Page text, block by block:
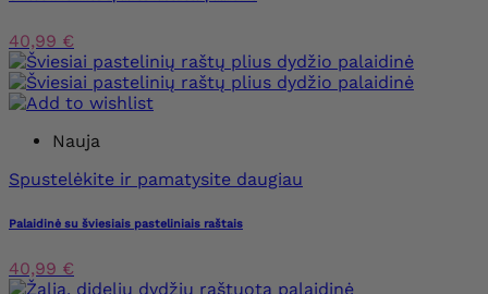
40,99 €
Nauja
Spustelėkite ir pamatysite daugiau
Palaidinė su šviesiais pasteliniais raštais
40,99 €